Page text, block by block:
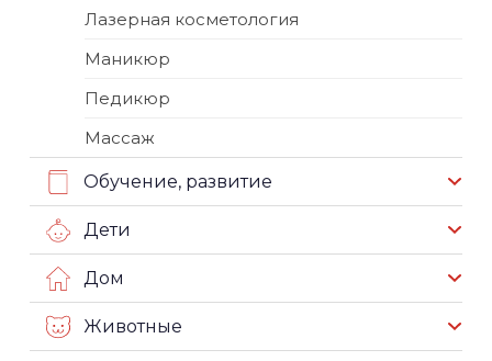
Лазерная косметология
Маникюр
Педикюр
Массаж
Обучение, развитие
Дети
Дом
Животные